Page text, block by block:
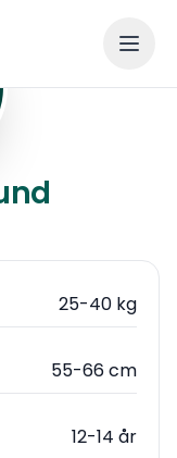
25-40 kg
55-66 cm
12-14 år